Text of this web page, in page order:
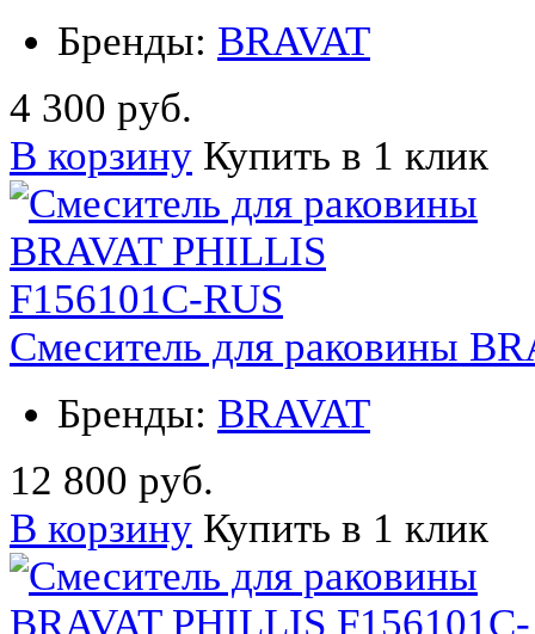
Бренды: BRAVAT
4 300 руб.
В корзину Купить в 1 клик
Смеситель для раковины
Бренды: BRAVAT
12 800 руб.
В корзину Купить в 1 клик